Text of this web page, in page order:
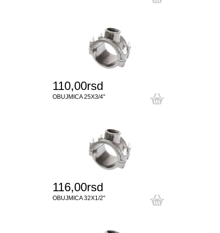
110,00rsd
OBUJMICA 25X3/4"
116,00rsd
OBUJMICA 32X1/2"